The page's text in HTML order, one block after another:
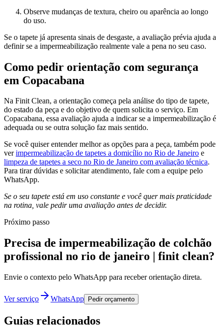
Observe mudanças de textura, cheiro ou aparência ao longo
do uso.
Se o tapete já apresenta sinais de desgaste, a avaliação prévia ajuda a
definir se a impermeabilização realmente vale a pena no seu caso.
Como pedir orientação com segurança
em Copacabana
Na Finit Clean, a orientação começa pela análise do tipo de tapete,
do estado da peça e do objetivo de quem solicita o serviço. Em
Copacabana, essa avaliação ajuda a indicar se a impermeabilização é
adequada ou se outra solução faz mais sentido.
Se você quiser entender melhor as opções para a peça, também pode
verimpermeabilização de tapetes a domicílio no Rio de Janeiro e
limpeza de tapetes a seco no Rio de Janeiro com avaliação técnica.
Para tirar dúvidas e solicitar atendimento, fale com a equipe pelo
WhatsApp.
Se o seu tapete está em uso constante e você quer mais praticidade
na rotina, vale pedir uma avaliação antes de decidir.
Próximo passo
Precisa de impermeabilização de colchão
profissional no rio de janeiro | finit clean?
Envie o contexto pelo WhatsApp para receber orientação direta.
Ver serviço WhatsApp Pedir orçamento
Guias relacionados